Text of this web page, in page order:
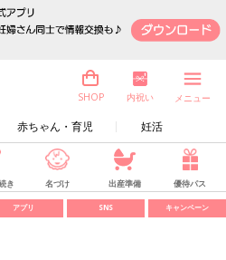
赤ちゃん・育児 妊活
SHOP 内祝い メニュー
き 名づけ 出産準備 優待パス
アプリ SNS キャンペーン